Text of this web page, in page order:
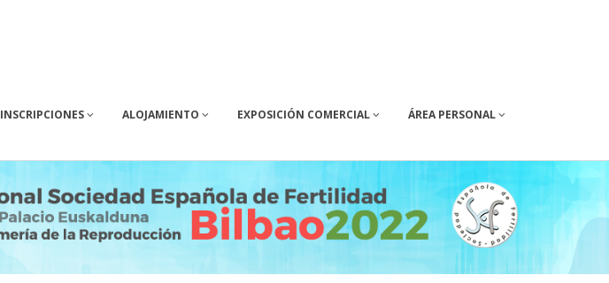
INSCRIPCIONES ALOJAMIENTO EXPOSICIÓN COMERCIAL ÁREA PERSONAL